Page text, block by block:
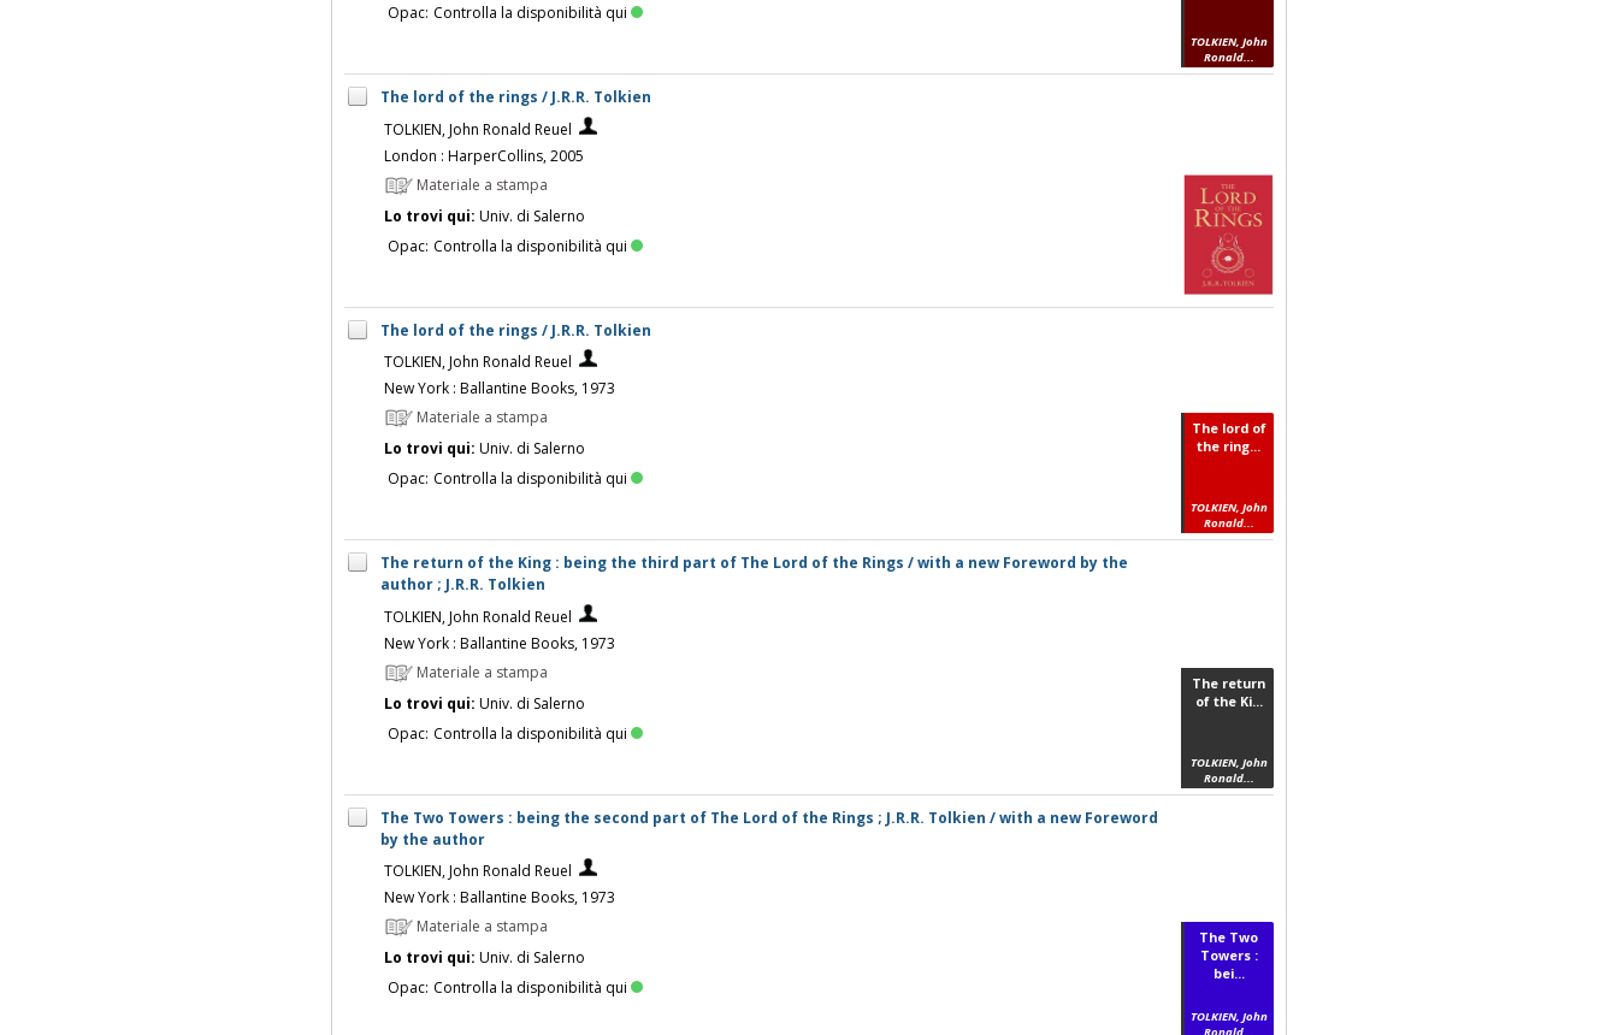
Opac: Controlla la disponibilità qui
TOLKIEN, John
Ronald...
The lord of the rings / J.R.R. Tolkien
TOLKIEN, John Ronald Reuel
London : HarperCollins, 2005
Materiale a stampa
Lo trovi qui: Univ. di Salerno
Opac: Controlla la disponibilità qui
The lord of the rings / J.R.R. Tolkien
TOLKIEN, John Ronald Reuel
New York : Ballantine Books, 1973
Materiale a stampa
Lo trovi qui: Univ. di Salerno
Opac: Controlla la disponibilità qui
The lord of
the ring...
TOLKIEN, John
Ronald...
The return of the King : being the third part of The Lord of the Rings / with a new Foreword by the
author ; J.R.R. Tolkien
TOLKIEN, John Ronald Reuel
New York : Ballantine Books, 1973
Materiale a stampa
Lo trovi qui: Univ. di Salerno
Opac: Controlla la disponibilità qui
The return
of the Ki...
TOLKIEN, John
Ronald...
The Two Towers : being the second part of The Lord of the Rings ; J.R.R. Tolkien / with a new Foreword
by the author
TOLKIEN, John Ronald Reuel
New York : Ballantine Books, 1973
Materiale a stampa
Lo trovi qui: Univ. di Salerno
Opac: Controlla la disponibilità qui
The Two
Towers :
bei...
TOLKIEN, John